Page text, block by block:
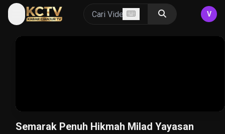
V
Semarak Penuh Hikmah Milad Yayasan